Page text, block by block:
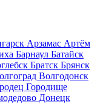
Арзамас Артём
Барнаул Батайск
Братск Брянск
Волгодонск
Городище
Донецк